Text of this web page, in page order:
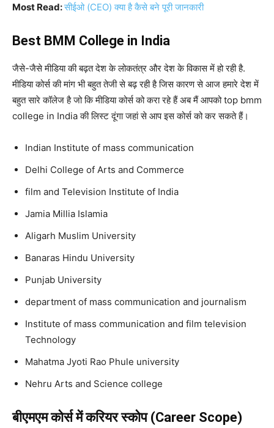
Most Read:सीईओ (CEO) क्या है कैसे बने पूरी जानकारी
Best BMM College in India
जैसे-जैसे मीडिया की बढ़त देश के लोकतंत्र और देश के विकास में हो रही है.
मीडिया कोर्स की मांग भी बहुत तेजी से बढ़ रही है जिस कारण से आज हमारे देश में
बहुत सारे कॉलेज है जो कि मीडिया कोर्स को करा रहे हैं अब मैं आपको top bmm
college in India की लिस्ट दूंगा जहां से आप इस कोर्स को कर सकते हैं।
Indian Institute of mass communication
Delhi College of Arts and Commerce
film and Television Institute of India
Jamia Millia Islamia
Aligarh Muslim University
Banaras Hindu University
Punjab University
department of mass communication and journalism
Institute of mass communication and film television
Technology
Mahatma Jyoti Rao Phule university
Nehru Arts and Science college
बीएमएम कोर्स में करियर स्कोप (Career Scope)